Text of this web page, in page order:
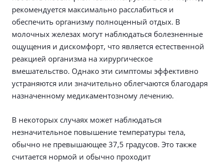
рекомендуется максимально расслабиться и
обеспечить организму полноценный отдых. В
молочных железах могут наблюдаться болезненные
ощущения и дискомфорт, что является естественной
реакцией организма на хирургическое
вмешательство. Однако эти симптомы эффективно
устраняются или значительно облегчаются благодаря
назначенному медикаментозному лечению.
В некоторых случаях может наблюдаться
незначительное повышение температуры тела,
обычно не превышающее 37,5 градусов. Это также
считается нормой и обычно проходит